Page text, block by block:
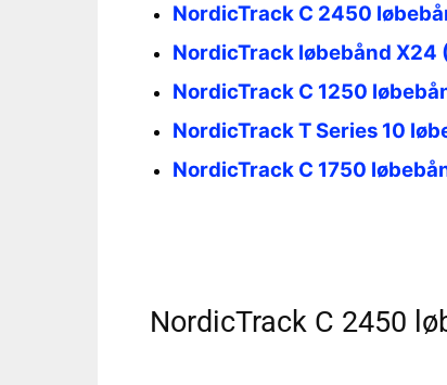
NordicTrack C 2450
NordicTrack løbebånd X24
NordicTrack C 1250
NordicTrack T Series 10
NordicTrack C 1750
NordicTrack C 2450